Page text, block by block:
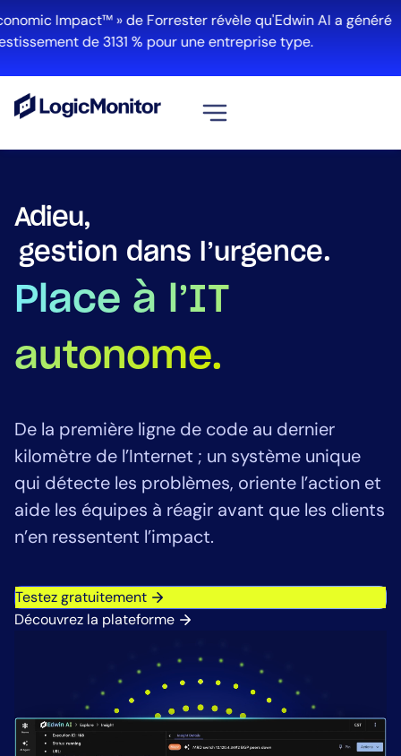
Impact™ » de Forrester révèle qu'Edwin AI a généré
de 3131 % pour une entreprise type.
Adieu,
angles morts.
Place à l’IT
autonome.
De la première ligne de code au dernier
kilomètre de l’Internet ; un système unique
qui détecte les problèmes, oriente l’action et
aide les équipes à réagir avant que les clients
n’en ressentent l’impact.
Testez gratuitement
Découvrez la plateforme
Infrastructure
Cloud et Multi-Cloud
Gestion des journaux
Edwin AI
Solution
Consolidation des outils
Réduction du MTTR
Optimisation des coûts
Industrie
Services financiers
Secteur public
Rôle
Directeur informatique